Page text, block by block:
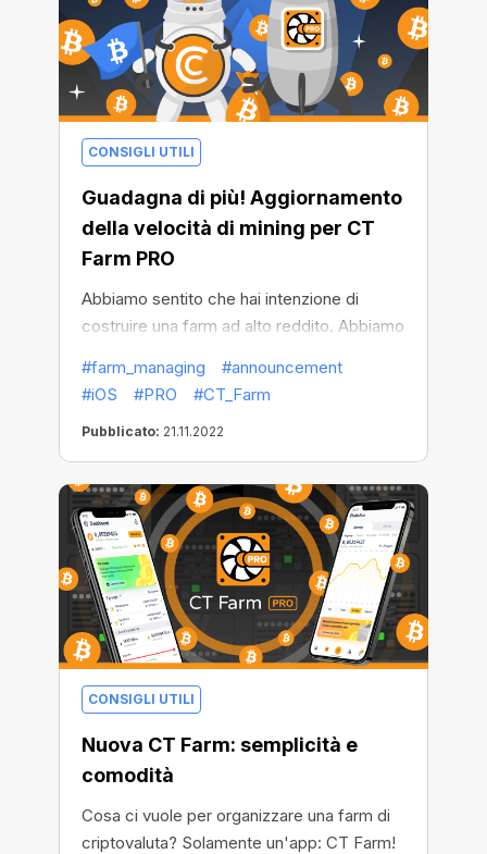
CONSIGLI UTILI
Guadagna di più! Aggiornamento
della velocità di mining per CT
Farm PRO
Abbiamo sentito che hai intenzione di
costruire una farm ad alto reddito. Abbiamo
maggiore velocità massima per CT Farm
PRO su iOS. È una sfida!
#farm_managing
#announcement
#iOS
#PRO #CT_Farm
Pubblicato: 21.11.2022
CONSIGLI UTILI
Nuova CT Farm: semplicità e
comodità
Cosa ci vuole per organizzare una farm di
criptovaluta? Solamente un'app: CT Farm!